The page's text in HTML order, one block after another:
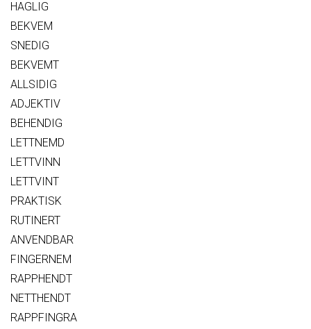
HAGLIG
BEKVEM
SNEDIG
BEKVEMT
ALLSIDIG
ADJEKTIV
BEHENDIG
LETTNEMD
LETTVINN
LETTVINT
PRAKTISK
RUTINERT
ANVENDBAR
FINGERNEM
RAPPHENDT
NETTHENDT
RAPPFINGRA